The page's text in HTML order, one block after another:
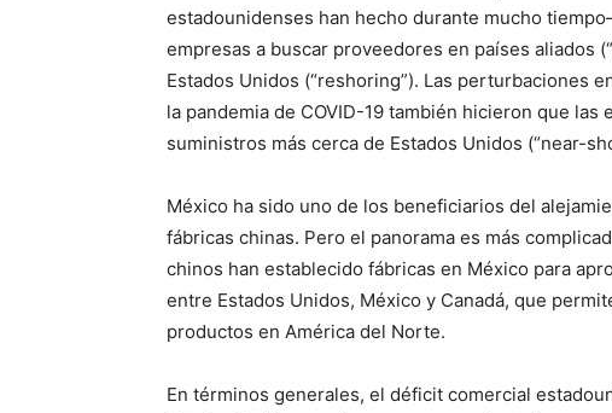
estadounidenses han hecho durante mucho
empresas a buscar proveedores en países aliados
Estados Unidos (“reshoring”). Las perturbaciones
la pandemia de COVID-19 también hicieron que
suministros más cerca de Estados Unidos (“near-
México ha sido uno de los beneficiarios del
fábricas chinas. Pero el panorama es más
chinos han establecido fábricas en México para
entre Estados Unidos, México y Canadá, que
productos en América del Norte.
En términos generales, el déficit comercial